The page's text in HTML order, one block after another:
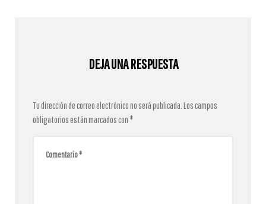
DEJA UNA RESPUESTA
Tu dirección de correo electrónico no será publicada. Los campos
obligatorios están marcados con *